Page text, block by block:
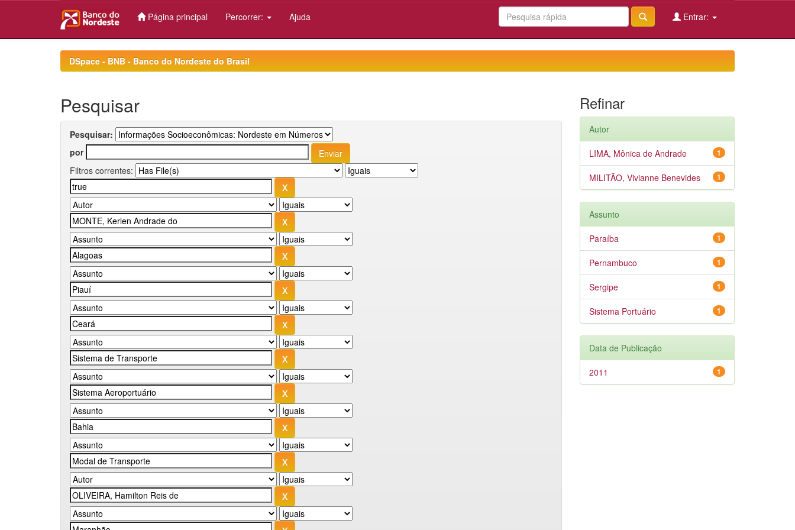
Página principal Percorrer: Ajuda Entrar:
DSpace - BNB - Banco do Nordeste do Brasil
Pesquisar
Pesquisar:
por
Filtros correntes:
Refinar
Autor
1
LIMA, Mônica de Andrade
1
MILITÃO, Vivianne Benevides
Assunto
1
Paraíba
1
Pernambuco
1
Sergipe
1
Sistema Portuário
Data de Publicação
1
2011